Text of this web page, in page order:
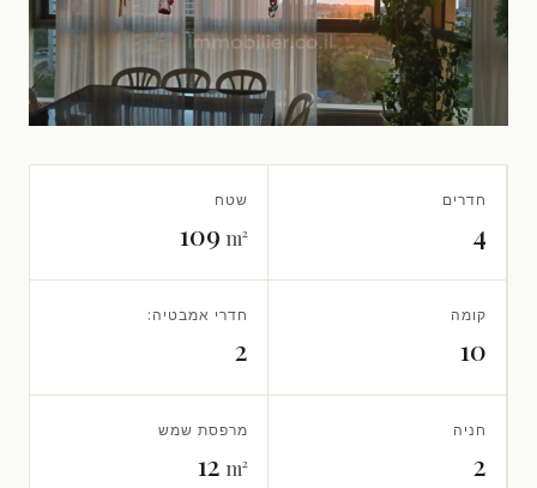
חדרים
4
שטח
109 m²
קומה
10
חדרי אמבטיה:
2
חניה
2
מרפסת שמש
12 m²